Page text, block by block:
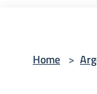
Home >